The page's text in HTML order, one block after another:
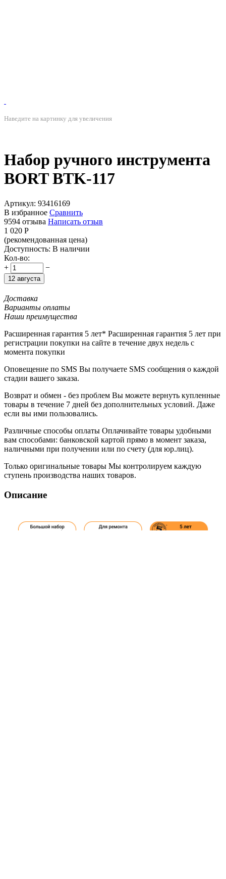
Наведите на картинку для увеличения
Набор ручного инструмента
BORT BTK-117
Артикул: 93416169
В избранное Сравнить
9594 отзыва Написать отзыв
1 020 Р
(рекомендованная цена)
Доступность: В наличии
Кол-во:
+
−
12 августа
Доставка
Варианты оплаты
Наши преимущества
Расширенная гарантия 5 лет* Расширенная гарантия 5 лет при
регистрации покупки на сайте в течение двух недель с
момента покупки
Оповещение по SMS Вы получаете SMS сообщения о каждой
стадии вашего заказа.
Возврат и обмен - без проблем Вы можете вернуть купленные
товары в течение 7 дней без дополнительных условий. Даже
если вы ими пользовались.
Различные способы оплаты Оплачивайте товары удобными
вам способами: банковской картой прямо в момент заказа,
наличными при получении или по счету (для юр.лиц).
Только оригинальные товары Мы контролируем каждую
ступень производства наших товаров.
Описание